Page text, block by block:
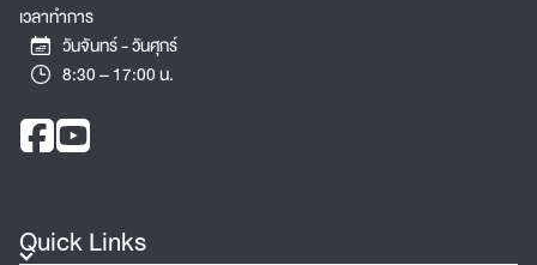
Quick Links
เวลาทำการ
วันจันทร์ - วันศุกร์
8:30 – 17:00 น.